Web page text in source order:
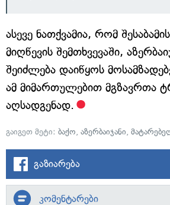
ასევე ნათქვამია, რომ
მიღწევის შემთხვევაში,
შეიძლება დაიწყოს
ამ მიმართულებით მგზავრთა
აღსადგენად.
გაიგეთ მეტი: ბაქო, აზერბაიჯანი,
გაზიარება
კომენტარები